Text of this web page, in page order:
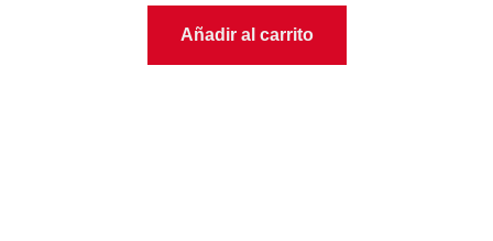
Añadir al carrito